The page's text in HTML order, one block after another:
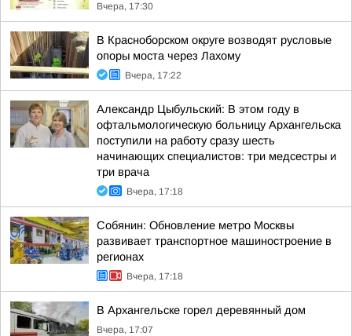
Вчера, 17:30
В Красноборском округе возводят русловые
опоры моста через Лахому
Вчера, 17:22
Александр Цыбульский: В этом году в
офтальмологическую больницу Архангельска
поступили на работу сразу шесть
начинающих специалистов: три медсестры и
три врача
Вчера, 17:18
Собянин: Обновление метро Москвы
развивает транспортное машиностроение в
регионах
Вчера, 17:18
В Архангельске горел деревянный дом
Вчера, 17:07